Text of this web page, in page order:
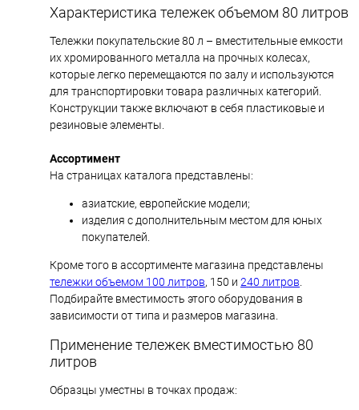
Характеристика тележек объемом 80 литров
Тележки покупательские 80 л – вместительные емкости
их хромированного металла на прочных колесах,
которые легко перемещаются по залу и используются
для транспортировки товара различных категорий.
Конструкции также включают в себя пластиковые и
резиновые элементы.
Ассортимент
На страницах каталога представлены:
азиатские, европейские модели;
изделия с дополнительным местом для юных
покупателей.
Кроме того в ассортименте магазина представлены
тележки объемом 100 литров, 150 и 240 литров
Подбирайте вместимость этого оборудования в
зависимости от типа и размеров магазина.
Применение тележек вместимостью 80
литров
Образцы уместны в точках продаж: